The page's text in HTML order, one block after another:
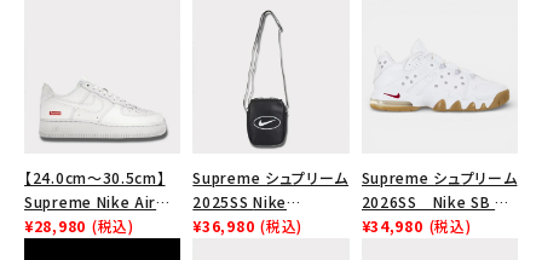
円 ～
円
在庫のない商品を表示する
絞り込んで検索する
【24.0cm～30.5cm】
Supreme Nike Air
Force 1 Low シュプリ
¥28,980 (税込)
Supreme シュプリーム
2025SS Nike
Leather Shoulder
¥36,980 (税込)
Supreme シュプリーム
2026SS Nike SB Air
Max 2 CB 94 Low SP
¥34,980 (税込)